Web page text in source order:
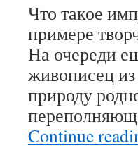
Что такое
примере
На очереди
живописец
природу
Continue